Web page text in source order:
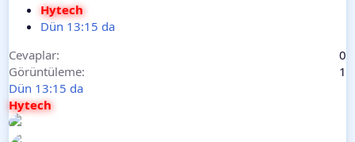
Hytech
Dün 13:15 da
Cevaplar
0
Görüntüleme
1
Dün 13:15 da
Hytech